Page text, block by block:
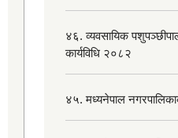
४६. व्यवसायिक
कार्यविधि २०८२
४५. मध्यनेपाल